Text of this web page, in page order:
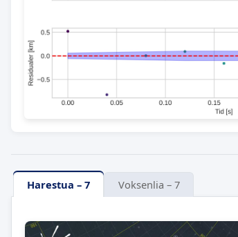
Harestua – 7 Voksenlia – 7